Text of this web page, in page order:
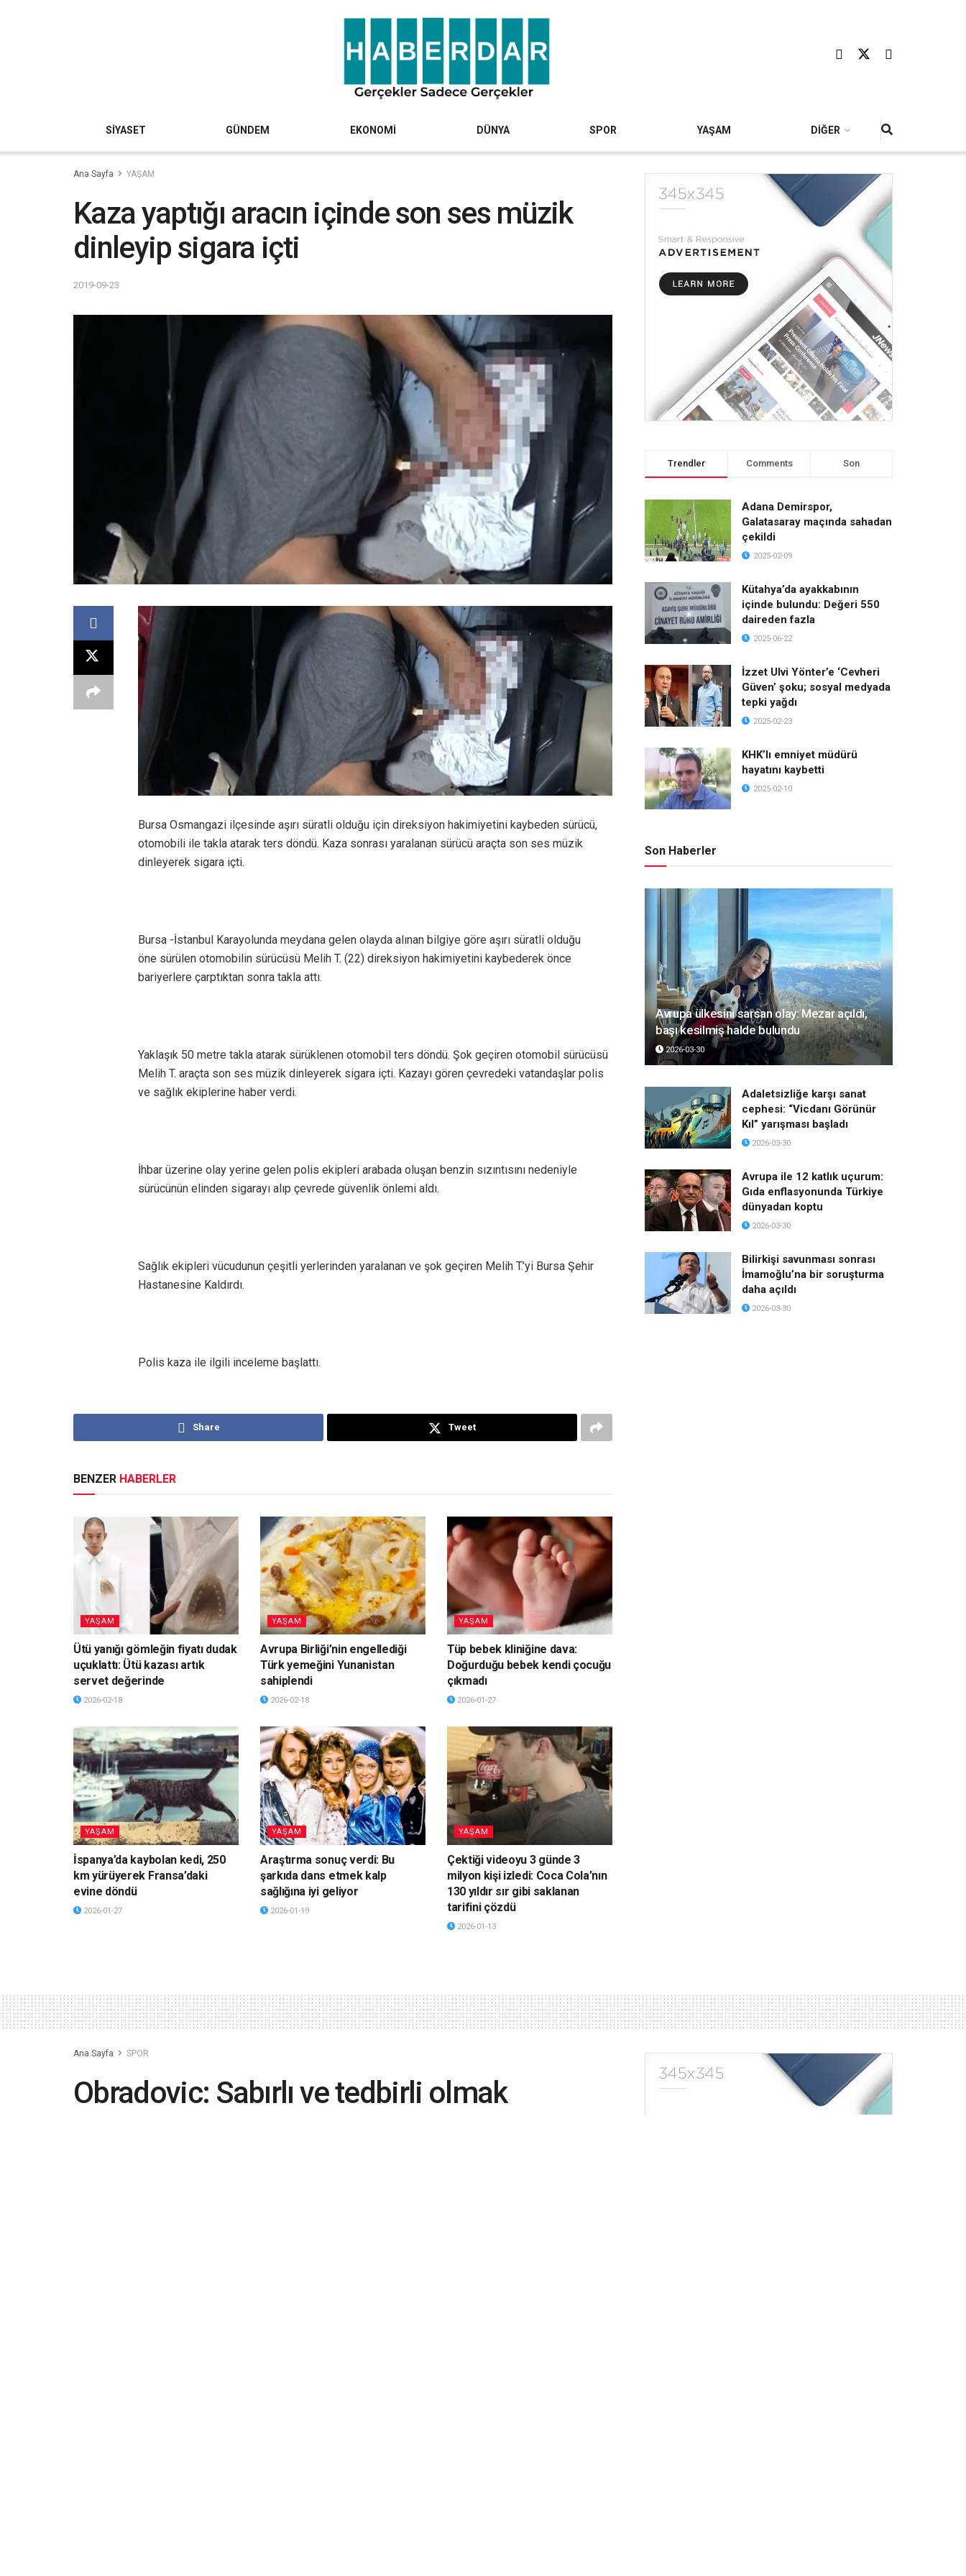
SİYASET GÜNDEM EKONOMİ DÜNYA SPOR YAŞAM DİĞER
Ana Sayfa YAŞAM
Kaza yaptığı aracın içinde son ses müzik
dinleyip sigara içti
2019-09-23
Bursa Osmangazi ilçesinde aşırı süratli olduğu için direksiyon hakimiyetini kaybeden sürücü,
otomobili ile takla atarak ters döndü. Kaza sonrası yaralanan sürücü araçta son ses müzik
dinleyerek sigara içti.
Bursa -İstanbul Karayolunda meydana gelen olayda alınan bilgiye göre aşırı süratli olduğu
öne sürülen otomobilin sürücüsü Melih T. (22) direksiyon hakimiyetini kaybederek önce
bariyerlere çarptıktan sonra takla attı.
Yaklaşık 50 metre takla atarak sürüklenen otomobil ters döndü. Şok geçiren otomobil sürücüsü
Melih T. araçta son ses müzik dinleyerek sigara içti. Kazayı gören çevredeki vatandaşlar polis
ve sağlık ekiplerine haber verdi.
İhbar üzerine olay yerine gelen polis ekipleri arabada oluşan benzin sızıntısını nedeniyle
sürücünün elinden sigarayı alıp çevrede güvenlik önlemi aldı.
Sağlık ekipleri vücudunun çeşitli yerlerinden yaralanan ve şok geçiren Melih T.’yi Bursa Şehir
Hastanesine Kaldırdı.
Polis kaza ile ilgili inceleme başlattı.
Share Tweet
BENZER HABERLER
YAŞAM
Ütü yanığı gömleğin fiyatı dudak
uçuklattı: Ütü kazası artık
servet değerinde
2026-02-18
YAŞAM
Avrupa Birliği’nin engellediği
Türk yemeğini Yunanistan
sahiplendi
2026-02-18
YAŞAM
Tüp bebek kliniğine dava:
Doğurduğu bebek kendi çocuğu
çıkmadı
2026-01-27
YAŞAM
İspanya’da kaybolan kedi, 250
km yürüyerek Fransa’daki
evine döndü
2026-01-27
YAŞAM
Araştırma sonuç verdi: Bu
şarkıda dans etmek kalp
sağlığına iyi geliyor
2026-01-19
YAŞAM
Çektiği videoyu 3 günde 3
milyon kişi izledi: Coca Cola’nın
130 yıldır sır gibi saklanan
tarifini çözdü
2026-01-13
Trendler Comments Son
Adana Demirspor,
Galatasaray maçında sahadan
çekildi
2025-02-09
Kütahya’da ayakkabının
içinde bulundu: Değeri 550
daireden fazla
2025-06-22
İzzet Ulvi Yönter’e ‘Cevheri
Güven’ şoku; sosyal medyada
tepki yağdı
2025-02-23
KHK’lı emniyet müdürü
hayatını kaybetti
2025-02-10
Son Haberler
Avrupa ülkesini sarsan olay: Mezar açıldı,
başı kesilmiş halde bulundu
2026-03-30
Adaletsizliğe karşı sanat
cephesi: “Vicdanı Görünür
Kıl” yarışması başladı
2026-03-30
Avrupa ile 12 katlık uçurum:
Gıda enflasyonunda Türkiye
dünyadan koptu
2026-03-30
Bilirkişi savunması sonrası
İmamoğlu’na bir soruşturma
daha açıldı
2026-03-30
Ana Sayfa SPOR
Obradovic: Sabırlı ve tedbirli olmak